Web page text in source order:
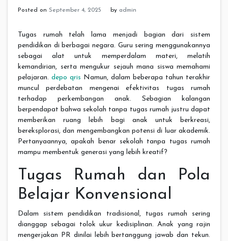
Posted on September 4, 2025 by admin
Tugas rumah telah lama menjadi bagian dari sistem
pendidikan di berbagai negara. Guru sering menggunakannya
sebagai alat untuk memperdalam materi, melatih
kemandirian, serta mengukur sejauh mana siswa memahami
pelajaran. depo qris Namun, dalam beberapa tahun terakhir
muncul perdebatan mengenai efektivitas tugas rumah
terhadap perkembangan anak. Sebagian kalangan
berpendapat bahwa sekolah tanpa tugas rumah justru dapat
memberikan ruang lebih bagi anak untuk berkreasi,
bereksplorasi, dan mengembangkan potensi di luar akademik.
Pertanyaannya, apakah benar sekolah tanpa tugas rumah
mampu membentuk generasi yang lebih kreatif?
Tugas Rumah dan Pola
Belajar Konvensional
Dalam sistem pendidikan tradisional, tugas rumah sering
dianggap sebagai tolok ukur kedisiplinan. Anak yang rajin
mengerjakan PR dinilai lebih bertanggung jawab dan tekun.